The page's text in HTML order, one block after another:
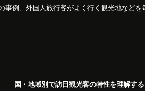
例、外国人旅行客がよく行く観光地などを
国・地域別で訪日観光客の特性を理解する